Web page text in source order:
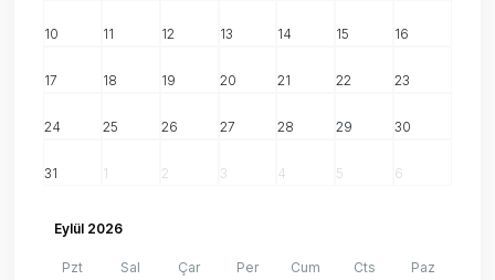
10 11 12 13 14 15 16
17 18 19 20 21 22 23
24 25 26 27 28 29 30
31 1 2 3 4 5 6
Eylül 2026
Pzt Sal Çar Per Cum Cts Paz